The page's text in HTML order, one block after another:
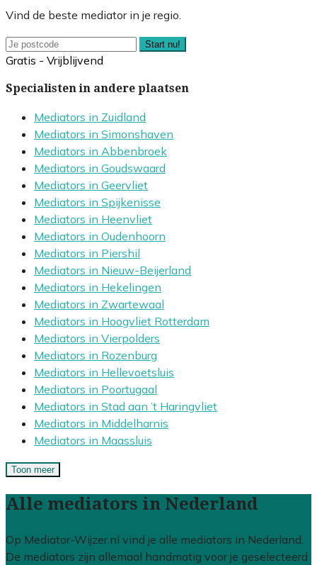
Vind de beste mediator in je regio.
Start nu!
Gratis - Vrijblijvend
Specialisten in andere plaatsen
Mediators in Zuidland
Mediators in Simonshaven
Mediators in Abbenbroek
Mediators in Goudswaard
Mediators in Geervliet
Mediators in Spijkenisse
Mediators in Heenvliet
Mediators in Oudenhoorn
Mediators in Piershil
Mediators in Nieuw-Beijerland
Mediators in Hekelingen
Mediators in Zwartewaal
Mediators in Hoogvliet Rotterdam
Mediators in Vierpolders
Mediators in Rozenburg
Mediators in Hellevoetsluis
Mediators in Poortugaal
Mediators in Stad aan ’t Haringvliet
Mediators in Middelharnis
Mediators in Maassluis
Toon meer
Alle mediators in Nederland
Op Mediator-Wijzer.nl vind je alle mediators in Nederland.
De mediators zijn allemaal handmatig voor je geselecteerd